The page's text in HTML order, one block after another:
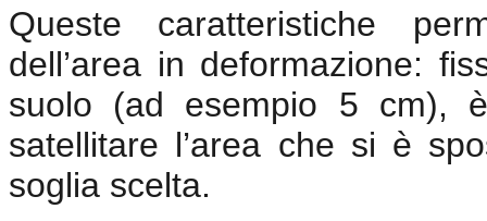
Queste caratteristiche
dell’area in deformazione:
suolo (ad esempio 5 cm),
satellitare l’area che si è
soglia scelta.